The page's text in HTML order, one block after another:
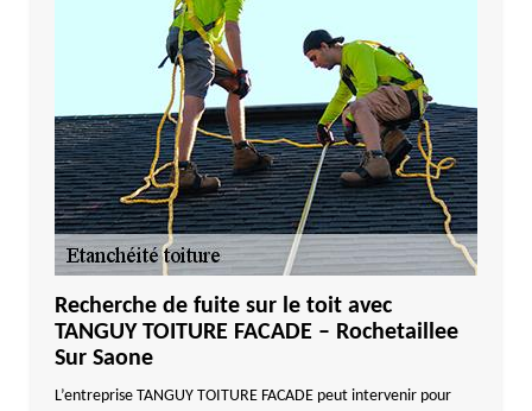
Recherche de fuite sur le toit avec
TANGUY TOITURE FACADE – Rochetaillee
Sur Saone
L’entreprise TANGUY TOITURE FACADE peut intervenir pour